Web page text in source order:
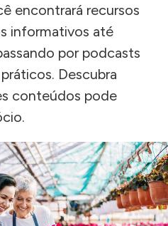
encontrará recursos
informativos até
por podcasts
Descubra
conteúdos pode